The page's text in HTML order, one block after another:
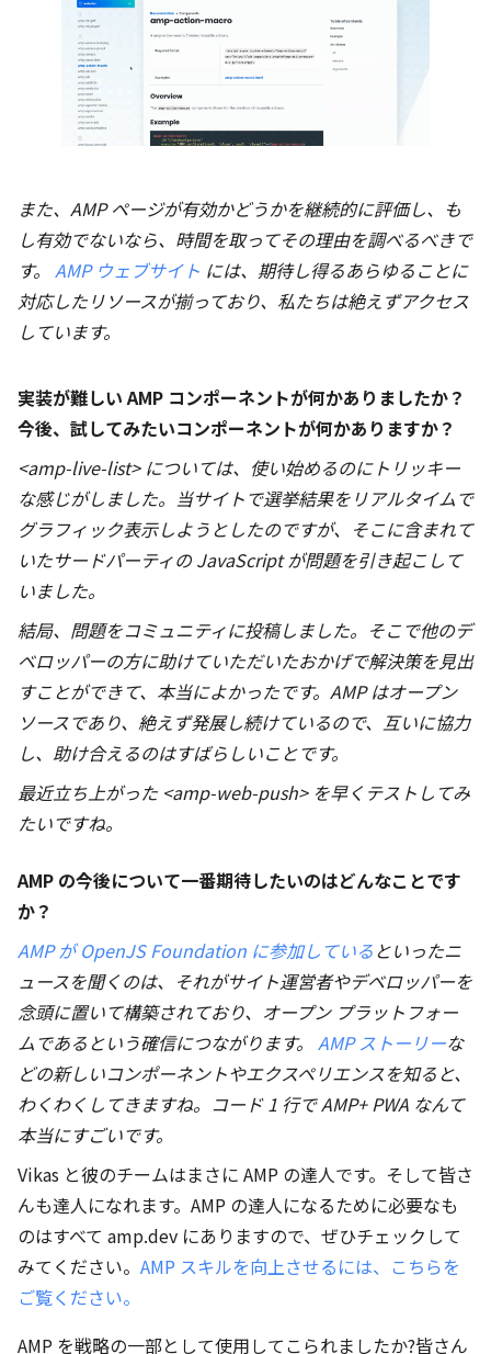
また、AMP ページが有効かどうかを継続的に評価し、も
し有効でないなら、時間を取ってその理由を調べるべきで
す。 AMP ウェブサイト には、期待し得るあらゆることに
対応したリソースが揃っており、私たちは絶えずアクセス
しています。
実装が難しい AMP コンポーネントが何かありましたか？
今後、試してみたいコンポーネントが何かありますか？
<amp-live-list> については、使い始めるのにトリッキー
な感じがしました。当サイトで選挙結果をリアルタイムで
グラフィック表示しようとしたのですが、そこに含まれて
いたサードパーティの JavaScript が問題を引き起こして
いました。
結局、問題をコミュニティに投稿しました。そこで他のデ
ベロッパーの方に助けていただいたおかげで解決策を見出
すことができて、本当によかったです。AMP はオープン
ソースであり、絶えず発展し続けているので、互いに協力
し、助け合えるのはすばらしいことです。
最近立ち上がった <amp-web-push> を早くテストしてみ
たいですね。
AMP の今後について一番期待したいのはどんなことです
か？
AMP が OpenJS Foundation に参加しているといったニ
ュースを聞くのは、それがサイト運営者やデベロッパーを
念頭に置いて構築されており、オープン プラットフォー
ムであるという確信につながります。 AMP ストーリーな
どの新しいコンポーネントやエクスペリエンスを知ると、
わくわくしてきますね。コード 1 行で AMP+ PWA なんて
本当にすごいです。
Vikas と彼のチームはまさに AMP の達人です。そして皆さ
んも達人になれます。AMP の達人になるために必要なも
のはすべて amp.dev にありますので、ぜひチェックして
みてください。 AMP スキルを向上させるには、こちらを
ご覧ください。
AMP を戦略の一部として使用してこられましたか?皆さん